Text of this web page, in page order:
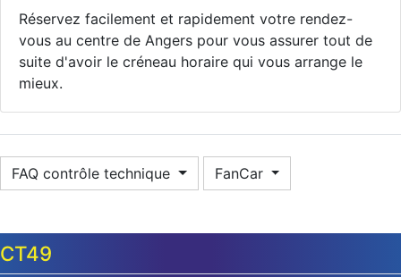
Réservez facilement et rapidement votre rendez-
vous au centre de Angers pour vous assurer tout de
suite d'avoir le créneau horaire qui vous arrange le
mieux.
FAQ contrôle technique FanCar
CT49